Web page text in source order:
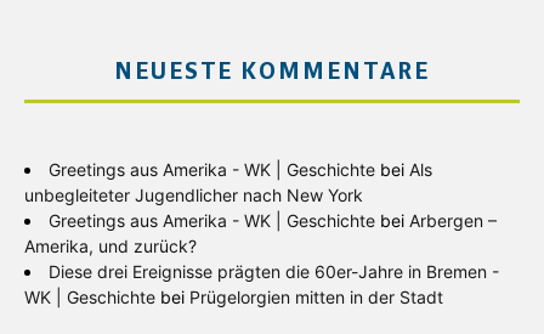
NEUESTE KOMMENTARE
Greetings aus Amerika - WK | Geschichte bei Als
unbegleiteter Jugendlicher nach New York
Greetings aus Amerika - WK | Geschichte bei Arbergen –
Amerika, und zurück?
Diese drei Ereignisse prägten die 60er-Jahre in Bremen -
WK | Geschichte bei Prügelorgien mitten in der Stadt